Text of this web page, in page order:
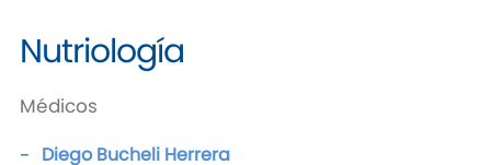
Nutriología
Médicos
Diego Bucheli Herrera